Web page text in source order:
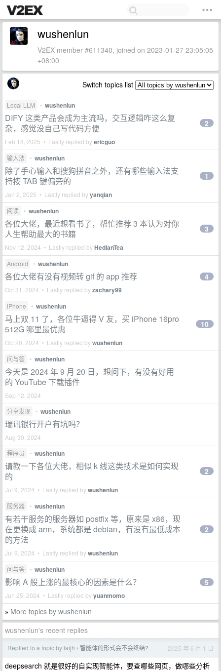
wushenlun
V2EX member #611340, joined on 2023-01-27 23:05:05
+08:00
Switch topics list
Local LLM • wushenlun
DIFY 这类产品会成为主流吗，交互逻辑咋这么复
杂，感觉没自己写代码方便
Feb 18, 2025 • Lastly replied byericguo
2
输入法 • wushenlun
除了手心输入和搜狗拼音之外，还有哪些输入法支
持按 TAB 键偏旁的
Jan 2, 2025 • Lastly replied byyanqian
1
阅读 • wushenlun
各位大佬，最近想看书了，帮忙推荐 3 本认为对你
人生帮助最大的书籍
Nov 12, 2024 • Lastly replied byHedianTea
3
Android • wushenlun
各位大佬有没有视频转 gif 的 app 推荐
Oct 31, 2024 • Lastly replied byzachary99
4
iPhone • wushenlun
马上双 11 了，各位牛逼得 V 友，买 iPhone 16pro
512G 哪里最优惠
Oct 20, 2024 • Lastly replied bywushenlun
10
问与答 • wushenlun
今天是 2024 年 9 月 20 日，想问下，有没有好用
的 YouTube 下载插件
Sep 12, 2024
分享发现
• wushenlun
瑞讯银行开户有坑吗？
Aug 30, 2024
程序员
• wushenlun
请教一下各位大佬，相似 k 线这类技术是如何实现
的
Jul 9, 2024 • Lastly replied bywushenlun
2
服务器 • wushenlun
有若干服务的服务器如 postfix 等，原来是 x86，现
在更换成 arm，系统都是 debian，有没有最低成本
的方法
Jul 9, 2024 • Lastly replied bywushenlun
2
问与答 • wushenlun
影响 A 股上涨的最核心的因素是什么？
Jun 25, 2024 • Lastly replied byyuanmomo
5
» More topics by wushenlun
wushenlun's recent replies
Replied to a topic by laijh › 智能体的形式会不会终结? 2025 年 6 月 1 日
deepsearch 就是很好的自实现智能体，要查哪些网页，做哪些分析